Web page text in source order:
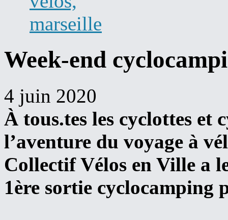
Week-end
4 juin 2020
À tous.tes les cyclottes et
l’aventure du voyage à
Collectif Vélos en Ville a
1ère sortie cyclocamping